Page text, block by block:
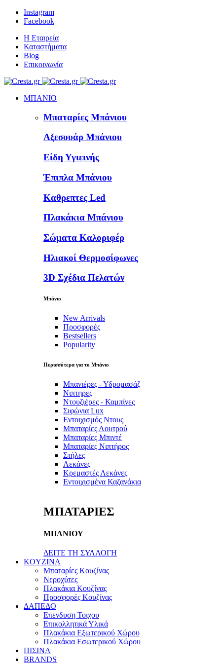
Instagram
Facebook
Η Εταιρεία
Καταστήματα
Blog
Επικοινωνία
ΜΠΑΝΙΟ
Μπαταρίες Μπάνιου
Αξεσουάρ Μπάνιου
Είδη Υγιεινής
Έπιπλα Μπάνιου
Καθρεπτες Led
Πλακάκια Μπάνιου
Σώματα Καλοριφέρ
Ηλιακοί Θερμοσίφωνες
3D Σχέδια Πελατών
Μπάνιο
New Arrivals
Προσφορές
Bestsellers
Popularity
Περισσότερα για το Μπάνιο
Μπανιέρες - Υδρομασάζ
Νιπτηρες
Ντουζιέρες - Καμπίνες
Σιφώνια Lux
Εντοιχισμός Ντους
Μπαταρίες Λουτρού
Μπαταρίες Μπιντέ
Μπαταρίες Νιπτήρος
Στήλες
Λεκάνες
Κρεμαστές Λεκάνες
Εντοιχισμένα Καζανάκια
ΜΠΑΤΑΡΙΕΣ
ΜΠΑΝΙΟΥ
ΔΕΙΤΕ ΤΗ ΣΥΛΛΟΓΗ
KOYZINA
Μπαταρίες Κουζίνας
Νεροχύτες
Πλακάκια Κουζίνας
Προσφορές Κουζίνας
ΔΑΠΕΔΟ
Επενδυση Τοιχου
Επικολλητικά Υλικά
Πλακάκια Εξωτερικού Χώρου
Πλακάκια Εσωτερικού Χώρου
ΠΙΣΙΝΑ
BRANDS